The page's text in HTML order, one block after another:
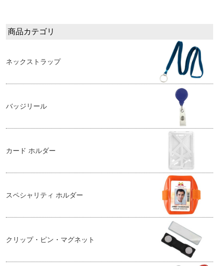
商品カテゴリ
ネックストラップ
バッジリール
カード ホルダー
スペシャリティ ホルダー
クリップ・ピン・マグネット